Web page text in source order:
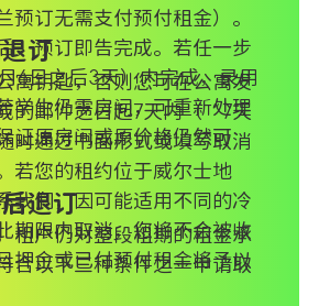
预订无需支付预付租金）。
，预订即告完成。若任一步
6日之后3天）内完成，录用
学生仍需房间，可重新处理
证原房间或原价格仍然可
订
寓钥匙，否则您可在公寓发
的邮件之日起7天内（“7天
时通过书面形式或填写取消
若您的租约位于威尔士地
我们，因可能适用不同的冷
期限内取消，您将不会被收
押金或已付预付租金将予以
退订
租户仍对整段租期的租金承
合以下三种条件之一申请取